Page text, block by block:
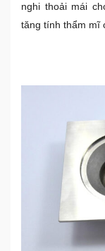
nghi thoải mái
tăng tính thẩm mĩ